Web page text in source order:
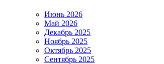
Июнь 2026
Май 2026
Декабрь 2025
Ноябрь 2025
Октябрь 2025
Сентябрь 2025